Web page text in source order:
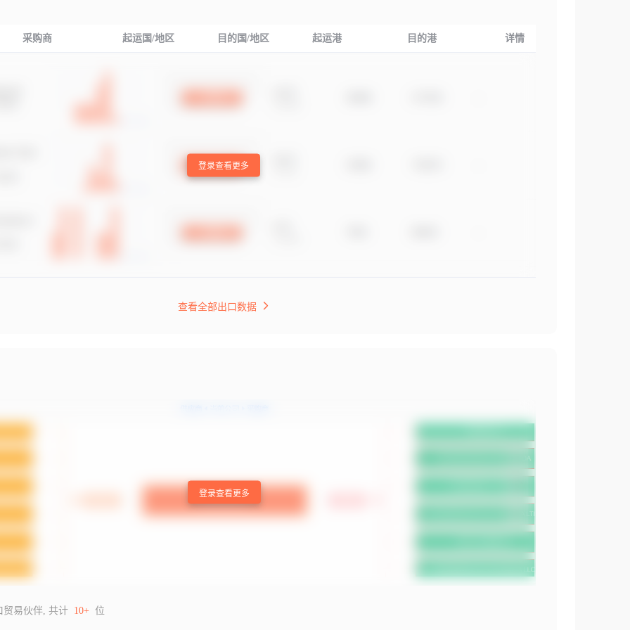
采购商 起运国/地区 目的国/地区 起运港 目的港 详情
登录查看更多
查看全部出口数据
登录查看更多
贸易伙伴, 共计 10+ 位